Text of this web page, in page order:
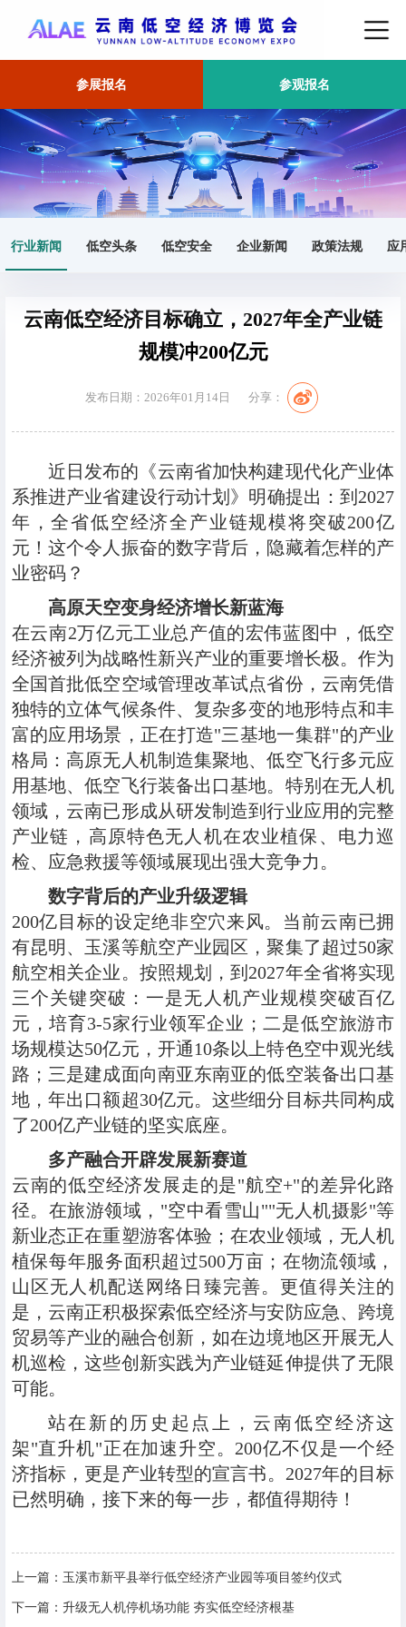
参展报名 参观报名
行业新闻 低空头条 低空安全 企业新闻 政策法规 应
首页 行业新闻 正文
云南低空经济目标确立，2027年全产业链
规模冲200亿元​
发布日期：2026年01月14日 分享：
近日发布的《云南省加快构建现代化产业体
系推进产业省建设行动计划》明确提出：到2027
年，全省低空经济全产业链规模将突破200亿
元！这个令人振奋的数字背后，隐藏着怎样的产
业密码？
高原天空变身经济增长新蓝海
在云南2万亿元工业总产值的宏伟蓝图中，低空
经济被列为战略性新兴产业的重要增长极。作为
全国首批低空空域管理改革试点省份，云南凭借
独特的立体气候条件、复杂多变的地形特点和丰
富的应用场景，正在打造"三基地一集群"的产业
格局：高原无人机制造集聚地、低空飞行多元应
用基地、低空飞行装备出口基地。特别在无人机
领域，云南已形成从研发制造到行业应用的完整
产业链，高原特色无人机在农业植保、电力巡
检、应急救援等领域展现出强大竞争力。
数字背后的产业升级逻辑
200亿目标的设定绝非空穴来风。当前云南已拥
有昆明、玉溪等航空产业园区，聚集了超过50家
航空相关企业。按照规划，到2027年全省将实现
三个关键突破：一是无人机产业规模突破百亿
元，培育3-5家行业领军企业；二是低空旅游市
场规模达50亿元，开通10条以上特色空中观光线
路；三是建成面向南亚东南亚的低空装备出口基
地，年出口额超30亿元。这些细分目标共同构成
了200亿产业链的坚实底座。
多产融合开辟发展新赛道
云南的低空经济发展走的是"航空+"的差异化路
径。在旅游领域，"空中看雪山""无人机摄影"等
新业态正在重塑游客体验；在农业领域，无人机
植保每年服务面积超过500万亩；在物流领域，
山区无人机配送网络日臻完善。更值得关注的
是，云南正积极探索低空经济与安防应急、跨境
贸易等产业的融合创新，如在边境地区开展无人
机巡检，这些创新实践为产业链延伸提供了无限
可能。
站在新的历史起点上，云南低空经济这
架"直升机"正在加速升空。200亿不仅是一个经
济指标，更是产业转型的宣言书。2027年的目标
已然明确，接下来的每一步，都值得期待！
上一篇： 玉溪市新平县举行低空经济产业园等项目签约仪式
下一篇： 升级无人机停机场功能 夯实低空经济根基